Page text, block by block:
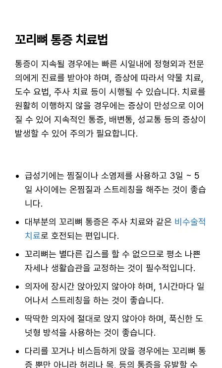
꼬리뼈 통증 치료법
통증이 지속될 경우에는 빠른 시일내에 정형외과 전문
의에게 진료를 받아야 하며, 증상에 따라서 약물 치료,
도수 요법, 주사 치료 등이 시행될 수 있습니다. 치료를
원활히 이행하지 않을 경우에는 증상이 만성으로 이어
질 수 있어 지속적인 통증, 배변통, 성교통 등의 증상이
발생할 수 있어 주의가 필요합니다.
급성기에는 찜질이나 소염제를 사용하고 3일 ~ 5
일 사이에는 온찜질과 스트레칭을 해주는 것이 좋습
니다.
대부분의 꼬리뼈 통증은 주사 치료와 같은 비수술적
치료로 호전되는 편입니다.
꼬리뼈는 별다른 깁스를 할 수 없으므로 평소 나쁜
자세나 생활습관을 교정하는 것이 필수적입니다.
의자에 장시간 앉아있지 않아야 하며, 1시간마다 일
어나서 스트레칭을 하는 것이 좋습니다.
딱딱한 의자에 절대로 앉지 않아야 하며, 푹신한 도
넛형 방석을 사용하는 것이 좋습니다.
다리를 꼬거나 비스듬하게 앉을 경우에는 꼬리뼈 통
증 뿐만 아니라 허리나 목, 등의 통증을 유발할 수